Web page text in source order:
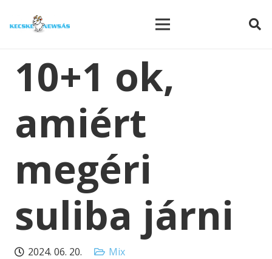
10+1 ok,
amiért
megéri
suliba járni
2024. 06. 20. Mix